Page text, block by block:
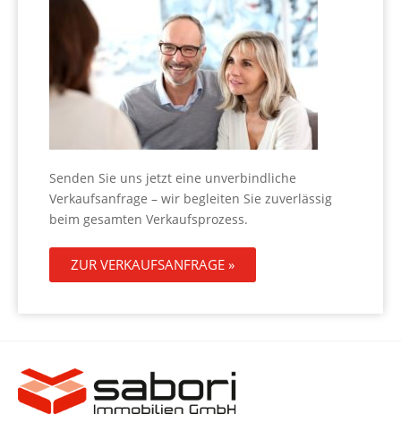
Senden Sie uns jetzt eine unverbindliche
Verkaufsanfrage – wir begleiten Sie zuverlässig
beim gesamten Verkaufsprozess.
ZUR VERKAUFSANFRAGE »